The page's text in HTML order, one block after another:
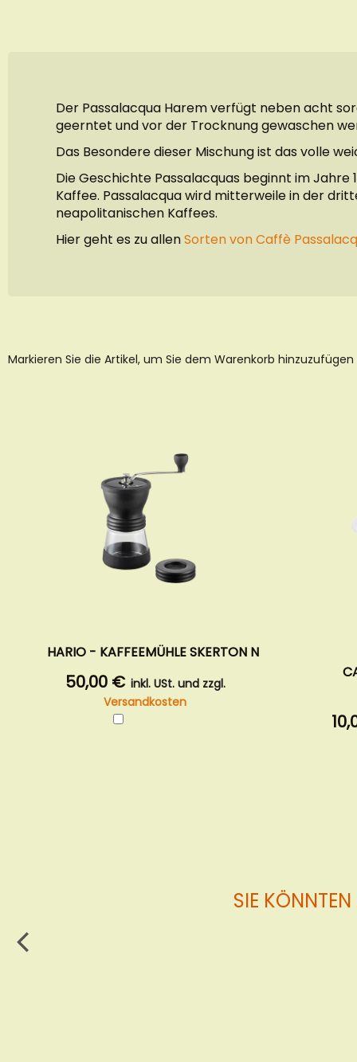
Der Passalacqua Harem verfügt neben acht
geerntet und vor der Trocknung gewaschen
Das Besondere dieser Mischung ist das volle
Die Geschichte Passalacquas beginnt im
Kaffee. Passalacqua wird mitterweile in der
neapolitanischen Kaffees.
Hier geht es zu allenSorten von Caffè
Markieren Sie die Artikel, um Sie dem Warenkorb
HARIO - KAFFEEMÜHLE SKERTON N
50,00 € inkl. USt. und zzgl.
Versandkosten
SIE